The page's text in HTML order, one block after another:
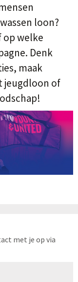
loon?
op welke
Denk
maak
jeugdloon of
met je op via